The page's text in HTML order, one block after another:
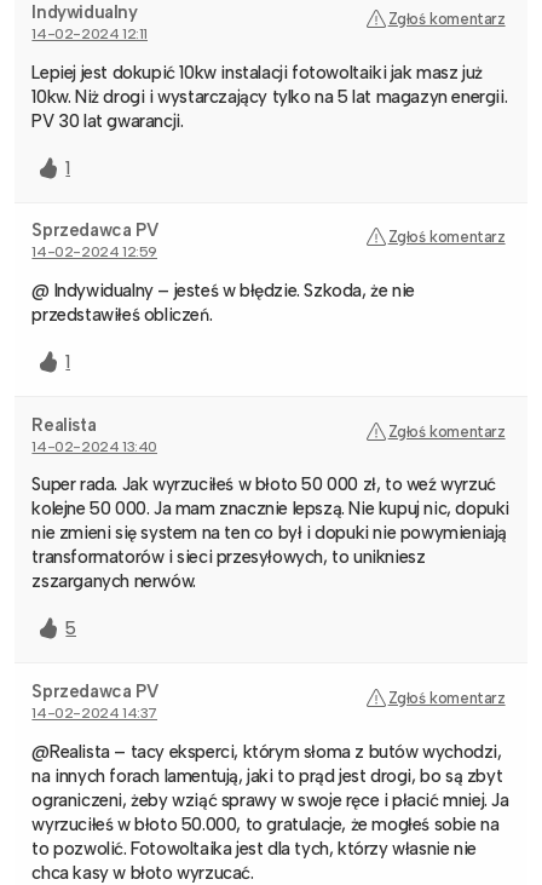
Indywidualny
14-02-2024 12:11
Zgłoś komentarz
Lepiej jest dokupić 10kw instalacji fotowoltaiki jak masz już
10kw. Niż drogi i wystarczający tylko na 5 lat magazyn energii.
PV 30 lat gwarancji.
1
Sprzedawca PV
14-02-2024 12:59
Zgłoś komentarz
@ Indywidualny – jesteś w błędzie. Szkoda, że nie
przedstawiłeś obliczeń.
1
Realista
14-02-2024 13:40
Zgłoś komentarz
Super rada. Jak wyrzuciłeś w błoto 50 000 zł, to weź wyrzuć
kolejne 50 000. Ja mam znacznie lepszą. Nie kupuj nic, dopuki
nie zmieni się system na ten co był i dopuki nie powymieniają
transformatorów i sieci przesyłowych, to unikniesz
zszarganych nerwów.
5
Sprzedawca PV
14-02-2024 14:37
Zgłoś komentarz
@Realista – tacy eksperci, którym słoma z butów wychodzi,
na innych forach lamentują, jaki to prąd jest drogi, bo są zbyt
ograniczeni, żeby wziąć sprawy w swoje ręce i płacić mniej. Ja
wyrzuciłeś w błoto 50.000, to gratulacje, że mogłeś sobie na
to pozwolić. Fotowoltaika jest dla tych, którzy własnie nie
chca kasy w błoto wyrzucać.